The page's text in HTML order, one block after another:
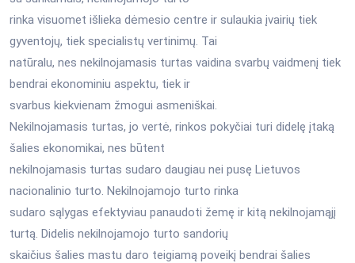
rinka visuomet išlieka dėmesio centre ir sulaukia įvairių tiek
gyventojų, tiek specialistų vertinimų. Tai
natūralu, nes nekilnojamasis turtas vaidina svarbų vaidmenį tiek
bendrai ekonominiu aspektu, tiek ir
svarbus kiekvienam žmogui asmeniškai.
Nekilnojamasis turtas, jo vertė, rinkos pokyčiai turi didelę įtaką
šalies ekonomikai, nes būtent
nekilnojamasis turtas sudaro daugiau nei pusę Lietuvos
nacionalinio turto. Nekilnojamojo turto rinka
sudaro sąlygas efektyviau panaudoti žemę ir kitą nekilnojamąjį
turtą. Didelis nekilnojamojo turto sandorių
skaičius šalies mastu daro teigiamą poveikį bendrai šalies